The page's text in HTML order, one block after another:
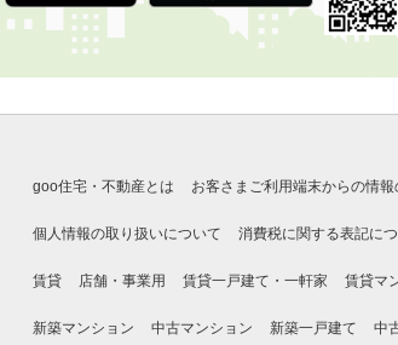
goo住宅・不動産とは お客さまご利用端末からの情
個人情報の取り扱いについて 消費税に関する表記に
賃貸 店舗・事業用 賃貸一戸建て・一軒家 賃貸マ
新築マンション 中古マンション 新築一戸建て 中